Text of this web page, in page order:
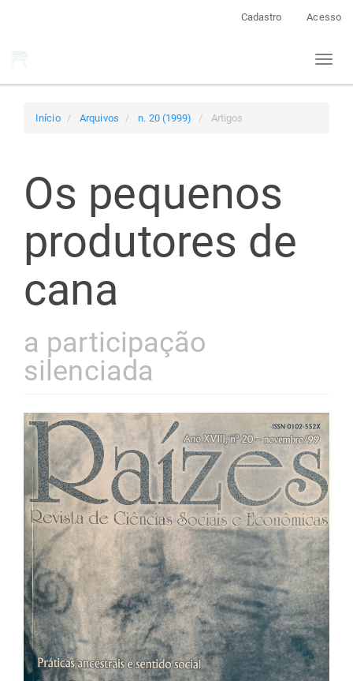
Cadastro Acesso
Toggle
Início Arquivos n. 20 (1999) Artigos
Os pequenos
produtores de
cana
a participação
silenciada
Barra
lateral
de
artigos